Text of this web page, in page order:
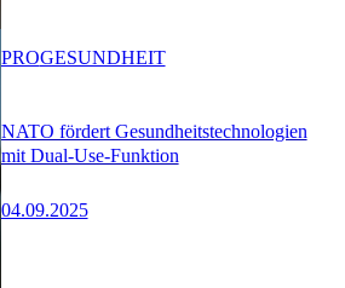
NATO fördert Gesundheitstechnologien
mit Dual-Use-Funktion
04.09.2025
PROGESUNDHEIT